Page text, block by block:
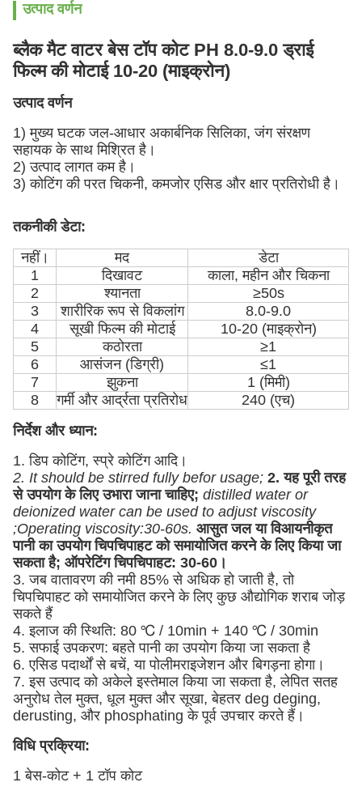
उत्पाद वर्णन
ब्लैक मैट वाटर बेस टॉप कोट PH 8.0-9.0 ड्राई
फिल्म की मोटाई 10-20 (माइक्रोन)
उत्पाद वर्णन
1) मुख्य घटक जल-आधार अकार्बनिक सिलिका, जंग संरक्षण
सहायक के साथ मिश्रित है।
2) उत्पाद लागत कम है।
3) कोटिंग की परत चिकनी, कमजोर एसिड और क्षार प्रतिरोधी है।
तकनीकी डेटा:
नहीं।
मद
डेटा
1
दिखावट
काला, महीन और चिकना
2
श्यानता
≥50s
3
शारीरिक रूप से विकलांग
8.0-9.0
4
सूखी फिल्म की मोटाई
10-20 (माइक्रोन)
5
कठोरता
≥1
6
आसंजन (डिग्री)
≤1
7
झुकना
1 (मिमी)
8
गर्मी और आर्द्रता प्रतिरोध
240 (एच)
निर्देश और ध्यान:
1. डिप कोटिंग, स्प्रे कोटिंग आदि।
2. It should be stirred fully befor usage; 2. यह पूरी तरह
से उपयोग के लिए उभारा जाना चाहिए; distilled water or
deionized water can be used to adjust viscosity
;Operating viscosity:30-60s. आसुत जल या विआयनीकृत
पानी का उपयोग चिपचिपाहट को समायोजित करने के लिए किया जा
सकता है; ऑपरेटिंग चिपचिपाहट: 30-60।
3. जब वातावरण की नमी 85% से अधिक हो जाती है, तो
चिपचिपाहट को समायोजित करने के लिए कुछ औद्योगिक शराब जोड़
सकते हैं
4. इलाज की स्थिति: 80 ℃ / 10min + 140 ℃ / 30min
5. सफाई उपकरण: बहते पानी का उपयोग किया जा सकता है
6. एसिड पदार्थों से बचें, या पोलीमराइजेशन और बिगड़ना होगा।
7. इस उत्पाद को अकेले इस्तेमाल किया जा सकता है, लेपित सतह
अनुरोध तेल मुक्त, धूल मुक्त और सूखा, बेहतर deg deging,
derusting, और phosphating के पूर्व उपचार करते हैं।
विधि प्रक्रिया:
1 बेस-कोट + 1 टॉप कोट